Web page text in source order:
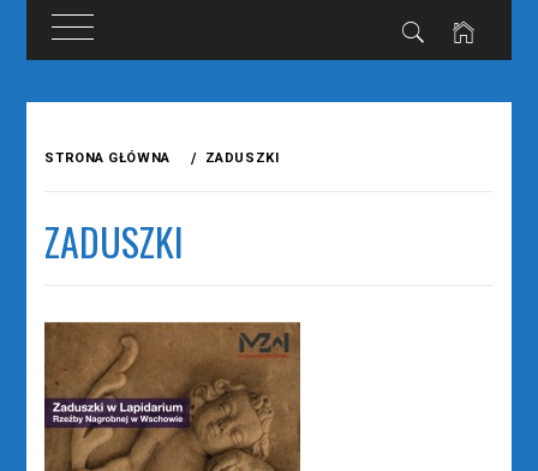
STRONA GŁÓWNA ZADUSZKI
ZADUSZKI